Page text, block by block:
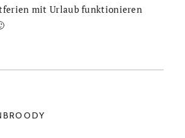
mit Urlaub funktionieren